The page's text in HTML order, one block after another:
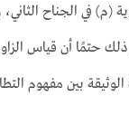
(م) في الجناح
حتمًا أن قياس
الوثيقة بين